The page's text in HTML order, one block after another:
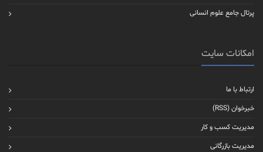
پرتال جامع علوم انسانی
امکانات سایت
ارتباط با ما
خبرخوان (RSS)
مدیریت کسب و کار
مدیریت بازرگانی